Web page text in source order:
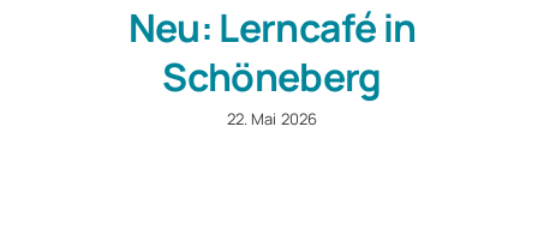
Neu: Lerncafé in
Schöneberg
22. Mai 2026